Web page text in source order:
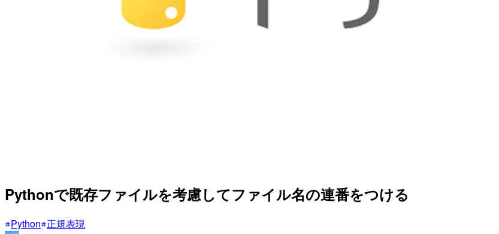
Pythonで既存ファイルを考慮してファイル名の連番をつける
Python 正規表現